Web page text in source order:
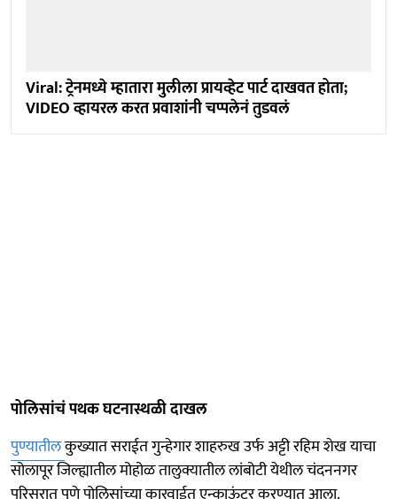
Viral: ट्रेनमध्ये म्हातारा मुलीला प्रायव्हेट पार्ट दाखवत होता;
VIDEO व्हायरल करत प्रवाशांनी चप्पलेनं तुडवलं
पोलिसांचं पथक घटनास्थळी दाखल
पुण्यातीलकुख्यात सराईत गुन्हेगार शाहरुख उर्फ अट्टी रहिम शेख याचा
सोलापूर जिल्ह्यातील मोहोळ तालुक्यातील लांबोटी येथील चंदननगर